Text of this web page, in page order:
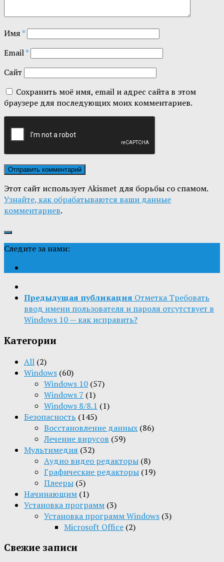
Имя*
Email*
Сайт
Сохранить моё имя, email и адрес сайта в этом
браузере для последующих моих комментариев.
Этот сайт использует Akismet для борьбы со спамом.
Узнайте, как обрабатываются ваши данные
комментариев.
Следите за нами:
Предыдущая публикация Отметка Требовать
ввод имени пользователя и пароля отсутствует в
Windows 10 — как исправить?
Категории
All (2)
Windows (60)
Windows 10 (57)
Windows 7 (1)
Windows 8/8.1 (1)
Безопасность (145)
Восстановление данных (86)
Лечение вирусов (59)
Мультимедия (32)
Aудио видео редакторы (8)
Графические редакторы (19)
Плееры (5)
Начинающим (1)
Установка программ (3)
Установка программ Windows (3)
Microsoft Office (2)
Свежие записи